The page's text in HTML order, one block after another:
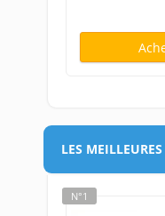
LES MEILLEURES
N°1